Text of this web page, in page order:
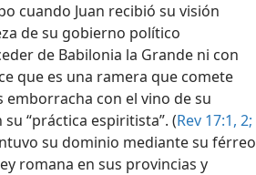
cuando Juan recibió su visión
de su gobierno político
de Babilonia la Grande ni con
que es una ramera que comete
con el vino de su
“práctica espiritista”. (Rev 17:1, 2;
su dominio mediante su férreo
romana en sus provincias y